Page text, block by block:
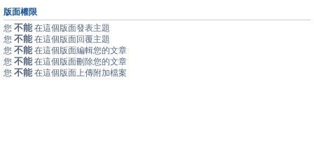
版面權限
您 不能 在這個版面發表主題
您 不能 在這個版面回覆主題
您 不能 在這個版面編輯您的文章
您 不能 在這個版面刪除您的文章
您 不能 在這個版面上傳附加檔案